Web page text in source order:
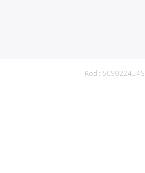
Kód: 509022454S